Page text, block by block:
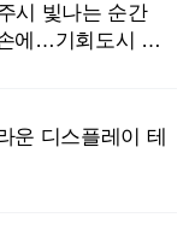
시 빛나는 순간
에…기회도시 광
운 디스플레이 테